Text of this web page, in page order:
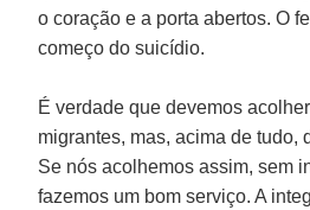
o coração e a porta abertos. O
começo do suicídio.
É verdade que devemos
migrantes, mas, acima de tudo,
Se nós acolhemos assim, sem
fazemos um bom serviço. A